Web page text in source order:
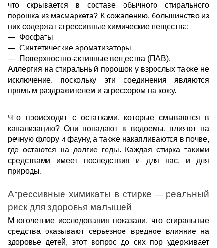
что скрывается в составе обычного стирального
порошка из масмаркета? К сожалению, большинство из
них содержат агрессивные химические вещества:
Фосфаты
Синтетические ароматизаторы
Поверхностно-активные вещества (ПАВ).
Аллергия на стиральный порошок у взрослых также не
исключение, поскольку эти соединения являются
прямым раздражителем и агрессором на кожу.
Что происходит с остатками, которые смываются в
канализацию? Они попадают в водоемы, влияют на
речную флору и фауну, а также накапливаются в почве,
где остаются на долгие годы. Каждая стирка такими
средствами имеет последствия и для нас, и для
природы.
Агрессивные химикаты в стирке — реальный
риск для здоровья малышей
Многолетние исследования показали, что стиральные
средства оказывают серьезное вредное влияние на
здоровье детей, этот вопрос до сих пор удерживает